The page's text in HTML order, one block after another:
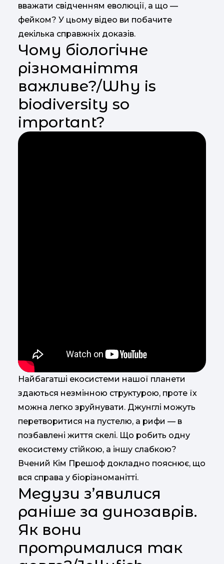
вважати свідченням еволюції, а що —
фейком? У цьому відео ви побачите
декілька справжніх доказів.
Чому біологічне
різноманіття
важливе?/Why is
biodiversity so
important?
Найбагатші екосистеми нашої планети
здаються незмінною структурою, проте їх
можна легко зруйнувати. Джунглі можуть
перетворитися на пустелю, а рифи — в
позбавлені життя скелі. Що робить одну
екосистему стійкою, а іншу слабкою?
Вчений Кім Прешоф докладно пояснює, що
вся справа у біорізноманітті.
Медузи з’явилися
раніше за динозаврів.
Як вони
протрималися так